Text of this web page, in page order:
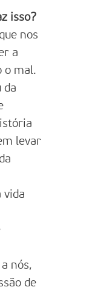
isso?
nos
a
o mal.
da
levar
vida
nós,
de